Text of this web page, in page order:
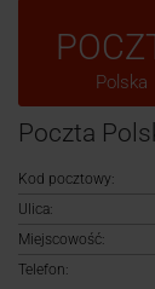
Polska
Poczta
Kod pocztowy:
Ulica:
Miejscowość:
Telefon: